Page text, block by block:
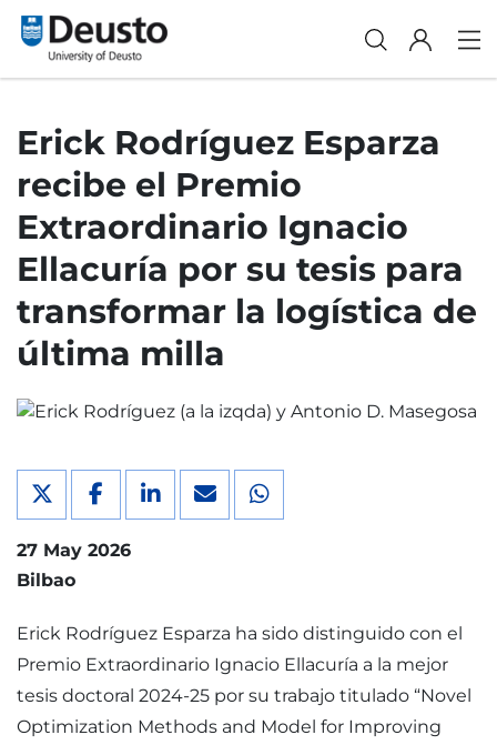
Erick Rodríguez Esparza
recibe el Premio
Extraordinario Ignacio
Ellacuría por su tesis para
transformar la logística de
última milla
27 May 2026
Bilbao
Erick Rodríguez Esparza ha sido distinguido con el
Premio Extraordinario Ignacio Ellacuría a la mejor
tesis doctoral 2024-25 por su trabajo titulado “Novel
Optimization Methods and Model for Improving